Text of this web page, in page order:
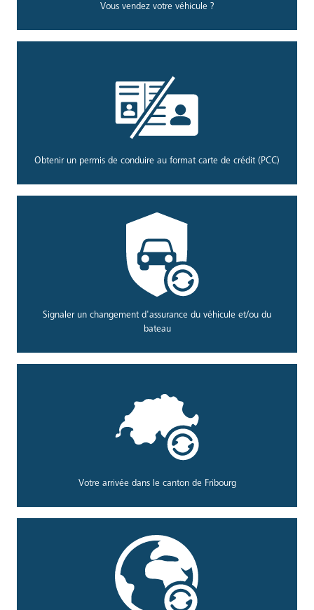
Vous vendez votre véhicule ?
Obtenir un permis de conduire au format carte de crédit (PCC)
Signaler un changement d'assurance du véhicule et/ou du
bateau
Votre arrivée dans le canton de Fribourg